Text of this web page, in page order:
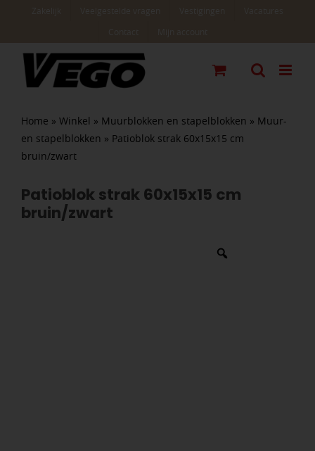
Home » Winkel » Muurblokken en stapelblokken » Muur-
en stapelblokken » Patioblok strak 60x15x15 cm
bruin/zwart
Patioblok strak 60x15x15 cm
bruin/zwart